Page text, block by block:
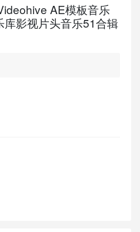
AE模板音乐
影视片头音乐51合辑